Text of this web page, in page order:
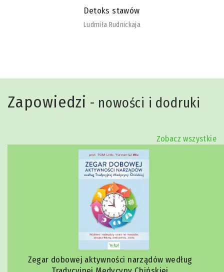
Detoks stawów
Ludmiła Rudnickaja
Zapowiedzi - nowości i dodruki
Zobacz wszystkie
Zegar dobowej aktywności narządów według